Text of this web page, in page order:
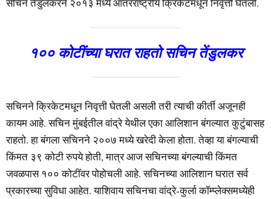
१०० कोटींच्या घरात राहतो सचिन तेंडुलकर
सचिनने क्रिकेटमधून निवृत्ती घेतली असली तरी त्याची कीर्ती अजूनही
कायम आहे. सचिन मुंबईतील वांद्रे येथील एका आलिशान बंगल्यात कुटुंबासह
राहतो. हा बंगला सचिनने २००७ मध्ये खरेदी केला होता. तेव्हा या बंगल्याची
किंमत ३९ कोटी रुपये होती, मात्र आज सचिनच्या बंगल्याची किंमत
जवळपास १०० कोटींवर पोहोचली आहे. सचिनच्या आलिशान घरात सर्व
प्रकारच्या सुविधा आहेत. याशिवाय सचिनचा वांद्रे-कुर्ला कॉम्प्लेक्समध्येही